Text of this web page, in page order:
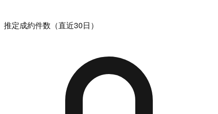
推定成約件数（直近30日）